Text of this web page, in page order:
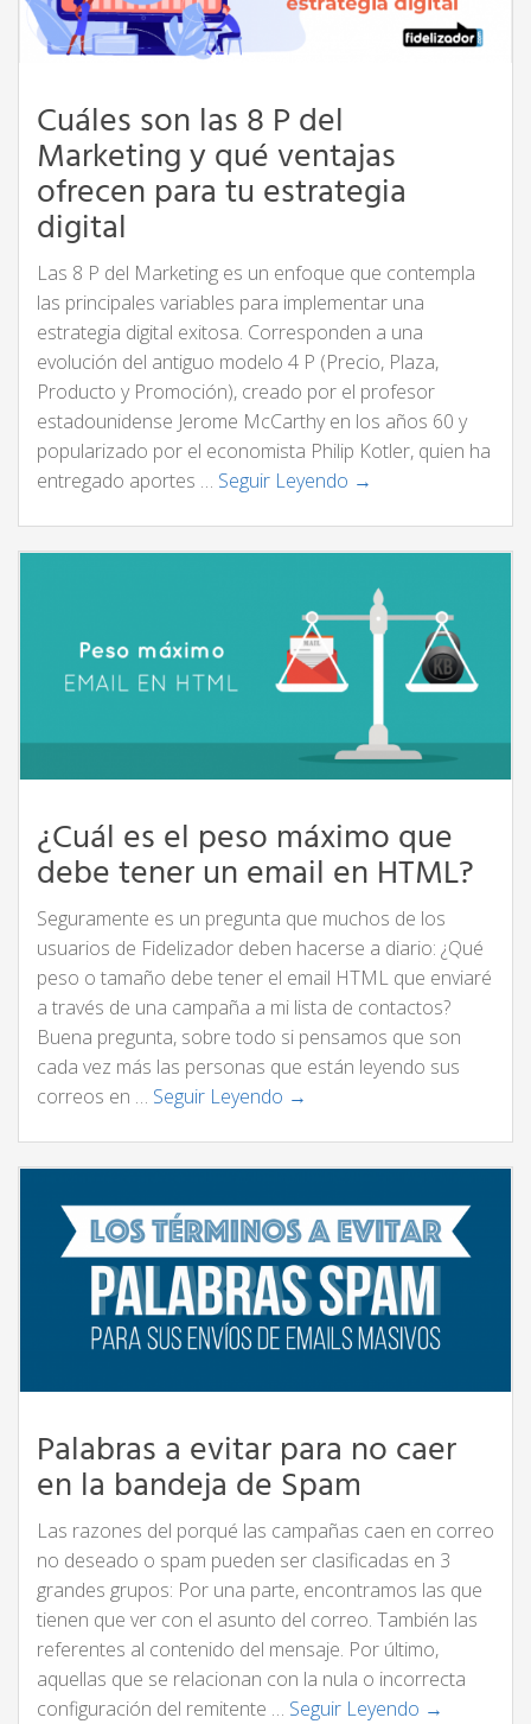
Cuáles son las 8 P del
Marketing y qué ventajas
ofrecen para tu estrategia
digital
Las 8 P del Marketing es un enfoque que contempla
las principales variables para implementar una
estrategia digital exitosa. Corresponden a una
evolución del antiguo modelo 4 P (Precio, Plaza,
Producto y Promoción), creado por el profesor
estadounidense Jerome McCarthy en los años 60 y
popularizado por el economista Philip Kotler, quien ha
entregado aportes … Seguir Leyendo →
¿Cuál es el peso máximo que
debe tener un email en HTML?
Seguramente es un pregunta que muchos de los
usuarios de Fidelizador deben hacerse a diario: ¿Qué
peso o tamaño debe tener el email HTML que enviaré
a través de una campaña a mi lista de contactos?
Buena pregunta, sobre todo si pensamos que son
cada vez más las personas que están leyendo sus
correos en … Seguir Leyendo →
Palabras a evitar para no caer
en la bandeja de Spam
Las razones del porqué las campañas caen en correo
no deseado o spam pueden ser clasificadas en 3
grandes grupos: Por una parte, encontramos las que
tienen que ver con el asunto del correo. También las
referentes al contenido del mensaje. Por último,
aquellas que se relacionan con la nula o incorrecta
configuración del remitente … Seguir Leyendo →